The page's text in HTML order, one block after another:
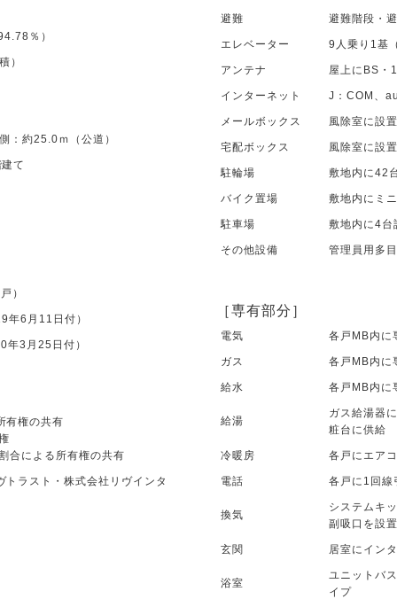
％）
）
：約25.0ｍ（公道）
て
）
年6月11日付）
3月25日付）
有権の共有
よる所有権の共有
トラスト・株式会社リヴインタ
避難 避難階段・
エレベーター 9人乗り1基
アンテナ 屋上にBS・
インターネット J：COM、
メールボックス 風除室に設
宅配ボックス 風除室に設
駐輪場 敷地内に42
バイク置場 敷地内にミ
駐車場 敷地内に4台
その他設備 管理員用多
［専有部分］
電気 各戸MB内に
ガス 各戸MB内に
給水 各戸MB内に
給湯
ガス給湯器
粧台に供給
冷暖房 各戸にエア
電話 各戸に1回線
換気
システムキ
副吸口を設
玄関 居室にイン
浴室
ユニットバ
イプ